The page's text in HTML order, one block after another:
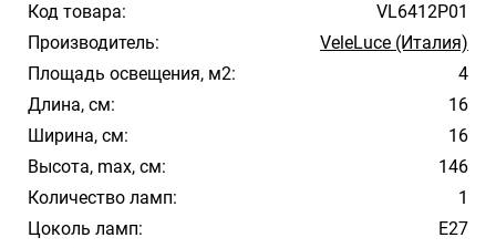
Код товара:
VL6412P01
Производитель:
VeleLuce (Италия)
Площадь освещения, м2:
4
Длина, см:
16
Ширина, см:
16
Высота, max, см:
146
Количество ламп:
1
Цоколь ламп:
E27